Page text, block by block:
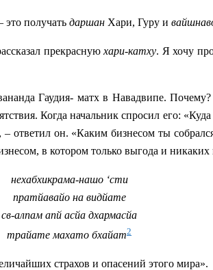
это получать даршан Хари, Гуру и
прекраснуюхари-катху. Я хочу
Гаудия- матх в Навадвипе.
Когда начальник спросил его:
он. «Каким бизнесом ты
в котором только выгода и никаких
нехабхикрама-нашо ‘сти
пратйавайо на видйате
св-алпам апй асйа дхармасйа
трайате махато бхайат2
страхов и опасений этого мира».